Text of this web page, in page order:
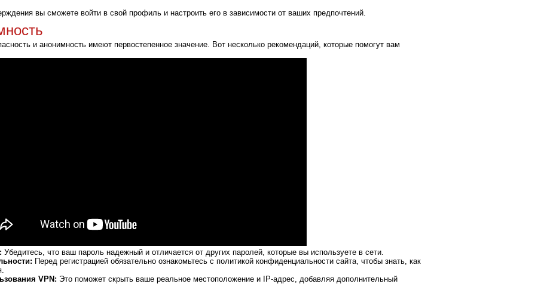
вы сможете войти в свой профиль и настроить его в зависимости от ваших предпочтений.
и анонимность имеют первостепенное значение. Вот несколько рекомендаций, которые помогут вам
Убедитесь, что ваш пароль надежный и отличается от других паролей, которые вы используете в сети.
Перед регистрацией обязательно ознакомьтесь с политикой конфиденциальности сайта, чтобы знать, как
VPN: Это поможет скрыть ваше реальное местоположение и IP-адрес, добавляя дополнительный